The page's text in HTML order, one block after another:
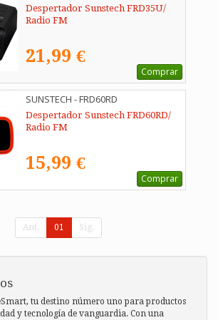
Despertador Sunstech FRD35U/
Radio FM
21,99 €
Comprar
SUNSTECH - FRD60RD
Despertador Sunstech FRD60RD/
Radio FM
15,99 €
Comprar
Ant. 01 Sig.
tu destino número uno para productos
y tecnología de vanguardia. Con una